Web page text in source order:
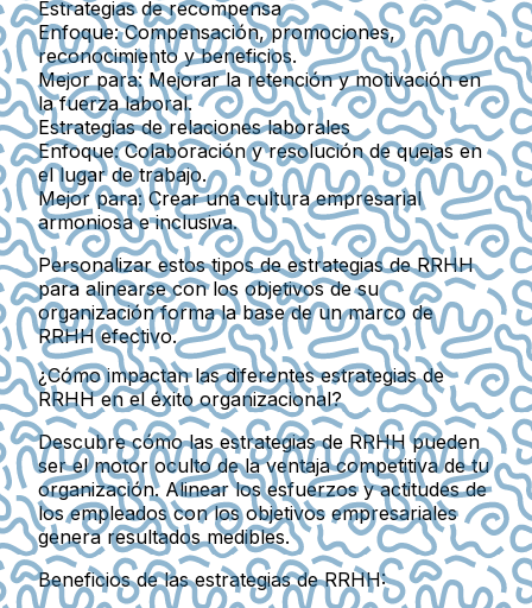
Estrategias de recompensa
Enfoque:Compensación, promociones,
reconocimiento y beneficios.
Mejor para:Mejorar la retención y motivación en
la fuerza laboral.
Estrategias de relaciones laborales
Enfoque:Colaboración y resolución de quejas en
el lugar de trabajo.
Mejor para:Crear una cultura empresarial
armoniosa e inclusiva.
Personalizar estos tipos de estrategias de RRHH
para alinearse con los objetivos de su
organización forma la base de un marco de
RRHH efectivo.
¿Cómo impactan las diferentes estrategias de
RRHH en el éxito organizacional?
Descubre cómo las estrategias de RRHH pueden
ser el motor oculto de la ventaja competitiva de tu
organización. Alinear los esfuerzos y actitudes de
los empleados con los objetivos empresariales
genera resultados medibles.
Beneficios de las estrategias de RRHH: